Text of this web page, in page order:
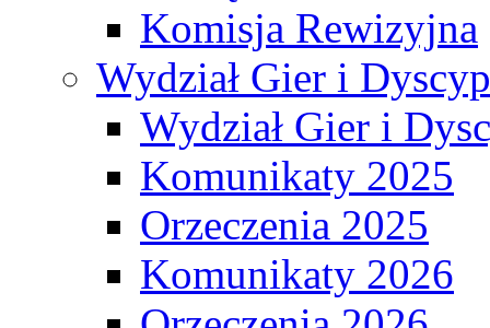
Komisja Rewizyjna
Wydział Gier i
Wydział Gier i
Komunikaty 2025
Orzeczenia 2025
Komunikaty 2026